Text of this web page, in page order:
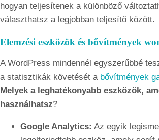
hogyan teljesítenek a különböző
választhatsz a legjobban teljesítő között.
Elemzési eszközök és bővítmények
A WordPress mindennél egyszerűbbé
a statisztikák követését a bővítmények
Melyek a leghatékonyabb eszközök,
használhatsz?
Google Analytics: Az egyik